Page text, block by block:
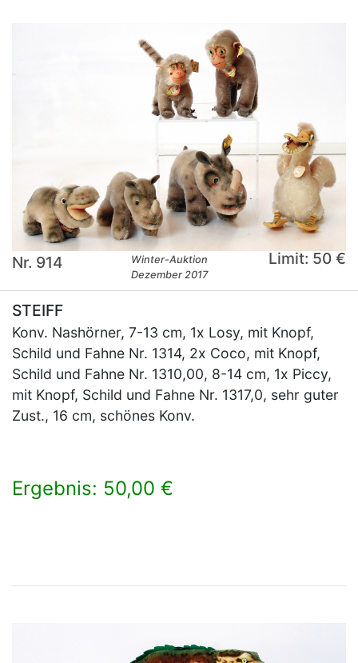
Nr. 914
Winter-Auktion
Dezember 2017
Limit: 50 €
STEIFF
Konv. Nashörner, 7-13 cm, 1x Losy, mit Knopf,
Schild und Fahne Nr. 1314, 2x Coco, mit Knopf,
Schild und Fahne Nr. 1310,00, 8-14 cm, 1x Piccy,
mit Knopf, Schild und Fahne Nr. 1317,0, sehr guter
Zust., 16 cm, schönes Konv.
Ergebnis: 50,00 €